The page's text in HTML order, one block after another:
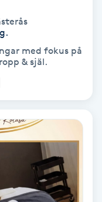
med fokus på
& själ.